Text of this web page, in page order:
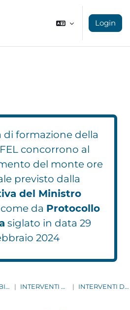
Login
di formazione della
concorrono al
del monte ore
previsto dalla
del Ministro
come da Protocollo
siglato in data 29
2024
BILANCIO E CONTABILITÀ INTERVENTI DI SUPPORTO E PREVENZIONE DELLE CRISI FINANZIARIE NEI COMUNI INTERVENTI DI SUPPORTO E PREVENZIONE DELLE CRISI FINANZIARIE NEI COMUNI 2023